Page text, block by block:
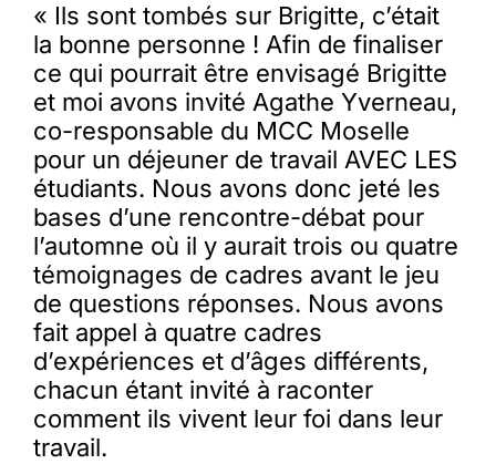
« Ils sont tombés sur Brigitte, c’était
la bonne personne ! Afin de finaliser
ce qui pourrait être envisagé Brigitte
et moi avons invité Agathe Yverneau,
co-responsable du MCC Moselle
pour un déjeuner de travail AVEC LES
étudiants. Nous avons donc jeté les
bases d’une rencontre-débat pour
l’automne où il y aurait trois ou quatre
témoignages de cadres avant le jeu
de questions réponses. Nous avons
fait appel à quatre cadres
d’expériences et d’âges différents,
chacun étant invité à raconter
comment ils vivent leur foi dans leur
travail.